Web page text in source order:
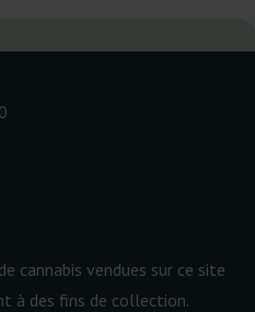
cannabis vendues sur ce site
à des fins de collection.